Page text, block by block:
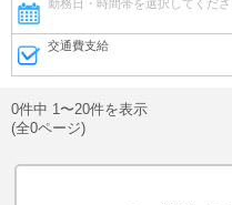
勤務日・時間帯を選択してくださ
交通費支給
0件中 1〜20件を表示
(全0ページ)